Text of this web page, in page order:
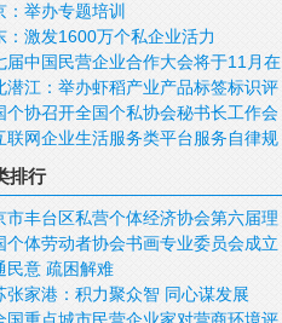
：举办专题培训
：激发1600万个私企业活力
届中国民营企业合作大会将于11月在
武汉举办
潜江：举办虾稻产业产品标签标识评
个协召开全国个私协会秘书长工作会
联网企业生活服务类平台服务自律规
在京发布
排行
市丰台区私营个体经济协会第六届理
换届大会召开
个体劳动者协会书画专业委员会成立
在珠海召开
民意 疏困解难
张家港：积力聚众智 同心谋发展